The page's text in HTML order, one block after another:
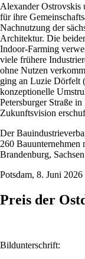
Alexander
für ihre
Nachnutzung der
Architektur. Die
Indoor-Farming
viele frühere
ohne Nutzen
ging an Luzie Dörfelt
konzeptionelle
Petersburger Straße
Zukunftsvision
Der
260
Brandenburg,
Potsdam, 8. Juni 2026
Preis der
Bildunterschrift: